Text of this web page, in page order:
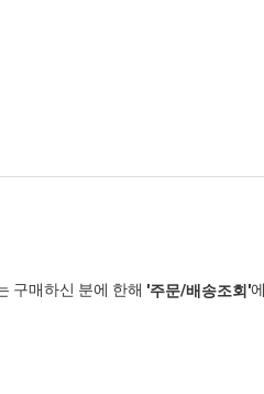
구매하신 분에 한해 '주문/배송조회'